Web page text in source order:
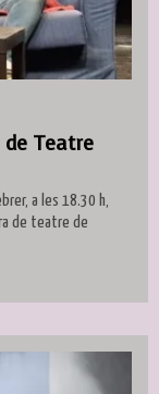
Teatre
a les 18.30 h,
de teatre de